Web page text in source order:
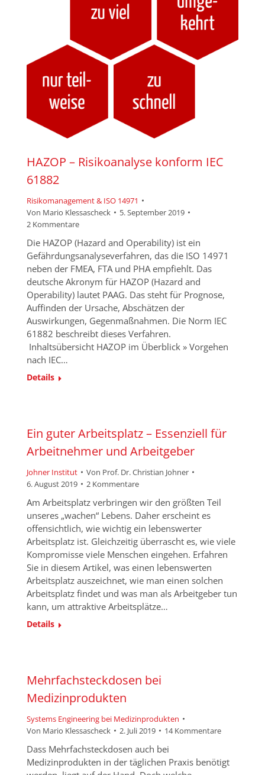
HAZOP – Risikoanalyse konform IEC
61882
Risikomanagement & ISO 14971
Von Mario Klessascheck
5. September 2019
2 Kommentare
Die HAZOP (Hazard and Operability) ist ein
Gefährdungsanalyseverfahren, das die ISO 14971
neben der FMEA, FTA und PHA empfiehlt. Das
deutsche Akronym für HAZOP (Hazard and
Operability) lautet PAAG. Das steht für Prognose,
Auffinden der Ursache, Abschätzen der
Auswirkungen, Gegenmaßnahmen. Die Norm IEC
61882 beschreibt dieses Verfahren.
Inhaltsübersicht HAZOP im Überblick » Vorgehen
nach IEC…
Details
Ein guter Arbeitsplatz – Essenziell für
Arbeitnehmer und Arbeitgeber
Johner Institut Von Prof. Dr. Christian Johner
6. August 2019
2 Kommentare
Am Arbeitsplatz verbringen wir den größten Teil
unseres „wachen“ Lebens. Daher erscheint es
offensichtlich, wie wichtig ein lebenswerter
Arbeitsplatz ist. Gleichzeitig überrascht es, wie viele
Kompromisse viele Menschen eingehen. Erfahren
Sie in diesem Artikel, was einen lebenswerten
Arbeitsplatz auszeichnet, wie man einen solchen
Arbeitsplatz findet und was man als Arbeitgeber tun
kann, um attraktive Arbeitsplätze…
Details
Mehrfachsteckdosen bei
Medizinprodukten
Systems Engineering bei Medizinprodukten
Von Mario Klessascheck 2. Juli 2019 14 Kommentare
Dass Mehrfachsteckdosen auch bei
Medizinprodukten in der täglichen Praxis benötigt